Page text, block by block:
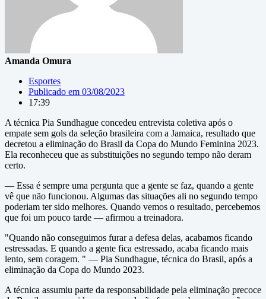
Amanda Omura
Esportes
Publicado em 03/08/2023
17:39
A técnica Pia Sundhague concedeu entrevista coletiva após o
empate sem gols da seleção brasileira com a Jamaica, resultado que
decretou a eliminação do Brasil da Copa do Mundo Feminina 2023.
Ela reconheceu que as substituições no segundo tempo não deram
certo.
— Essa é sempre uma pergunta que a gente se faz, quando a gente
vê que não funcionou. Algumas das situações ali no segundo tempo
poderiam ter sido melhores. Quando vemos o resultado, percebemos
que foi um pouco tarde — afirmou a treinadora.
"Quando não conseguimos furar a defesa delas, acabamos ficando
estressadas. E quando a gente fica estressado, acaba ficando mais
lento, sem coragem. " — Pia Sundhague, técnica do Brasil, após a
eliminação da Copa do Mundo 2023.
A técnica assumiu parte da responsabilidade pela eliminação precoce